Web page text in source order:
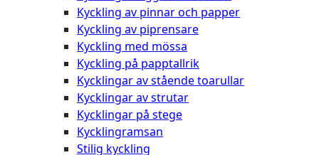
Kyckling av pinnar och papper
Kyckling av piprensare
Kyckling med mössa
Kyckling på papptallrik
Kycklingar av stående toarullar
Kycklingar av strutar
Kycklingar på stege
Kycklingramsan
Stilig kyckling